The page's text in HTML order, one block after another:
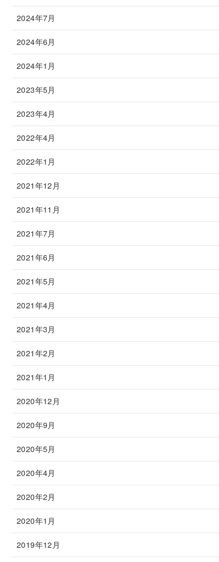
2024年7月
2024年6月
2024年1月
2023年5月
2023年4月
2022年4月
2022年1月
2021年12月
2021年11月
2021年7月
2021年6月
2021年5月
2021年4月
2021年3月
2021年2月
2021年1月
2020年12月
2020年9月
2020年5月
2020年4月
2020年2月
2020年1月
2019年12月